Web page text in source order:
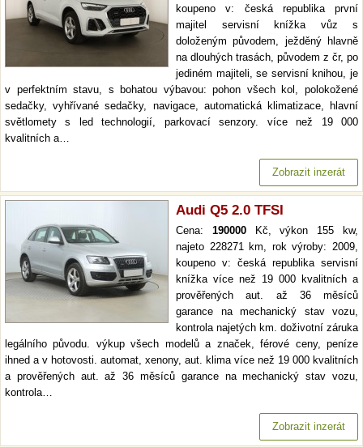
koupeno v: česká republika první
majitel servisní knížka vůz s
doloženým původem, ježděný hlavně
na dlouhých trasách, původem z čr, po
jediném majiteli, se servisní knihou, je
v perfektním stavu, s bohatou výbavou: pohon všech kol, polokožené
sedačky, vyhřívané sedačky, navigace, automatická klimatizace, hlavní
světlomety s led technologií, parkovací senzory. více než 19 000
kvalitních a…
Zobrazit inzerát
Audi Q5 2.0 TFSI
Cena: 190000Kč, výkon 155 kw,
najeto 228271 km, rok výroby: 2009,
koupeno v: česká republika servisní
knížka více než 19 000 kvalitních a
prověřených aut. až 36 měsíců
garance na mechanický stav vozu,
kontrola najetých km. doživotní záruka
legálního původu. výkup všech modelů a značek, férové ceny, peníze
ihned a v hotovosti. automat, xenony, aut. klima více než 19 000 kvalitních
a prověřených aut. až 36 měsíců garance na mechanický stav vozu,
kontrola…
Zobrazit inzerát